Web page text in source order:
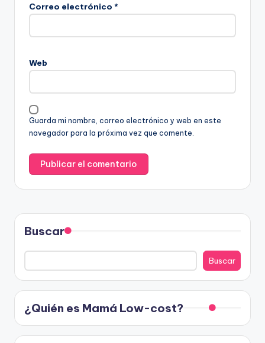
Correo electrónico *
Web
Guarda mi nombre, correo electrónico y web en este
navegador para la próxima vez que comente.
Buscar
Buscar
¿Quién es Mamá Low-cost?